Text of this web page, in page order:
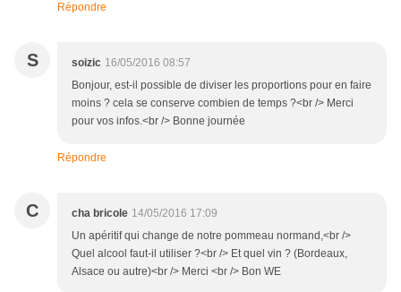
Répondre
S soizic 16/05/2016 08:57
Bonjour, est-il possible de diviser les proportions pour en faire
moins ? cela se conserve combien de temps ?<br /> Merci
pour vos infos.<br /> Bonne journée
Répondre
C cha bricole 14/05/2016 17:09
Un apéritif qui change de notre pommeau normand,<br />
Quel alcool faut-il utiliser ?<br /> Et quel vin ? (Bordeaux,
Alsace ou autre)<br /> Merci <br /> Bon WE